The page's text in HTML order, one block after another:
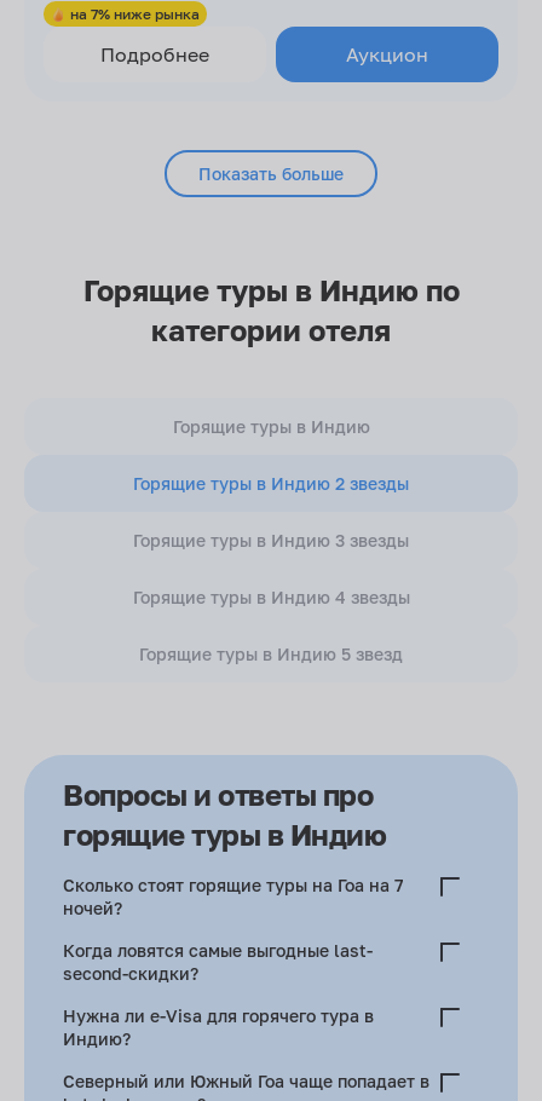
на 7% ниже рынка
Подробнее Аукцион
Показать больше
Горящие туры в Индию по
категории отеля
Горящие туры в Индию
Горящие туры в Индию 2 звезды
Горящие туры в Индию 3 звезды
Горящие туры в Индию 4 звезды
Горящие туры в Индию 5 звезд
Вопросы и ответы про
горящие туры в Индию
Сколько стоят горящие туры на Гоа на 7
ночей?
В сезон дождей — 50–55 тыс. рублей. Декабрь — 70–90
тыс. рублей с человека.
Когда ловятся самые выгодные last-
second-скидки?
Конец марта и первая половина апреля — сезон
закрывается, блок-места надо срочно сбывать.
Нужна ли e-Visa для горячего тура в
Индию?
Да. Онлайн-оформление — 3–4 дня, 10–25 USD.
Северный или Южный Гоа чаще попадает в